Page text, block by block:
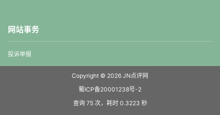
网站事务
投诉举报
Copyright © 2026 JN点评网
蜀ICP备20001238号-2
查询 75 次，耗时 0.3223 秒